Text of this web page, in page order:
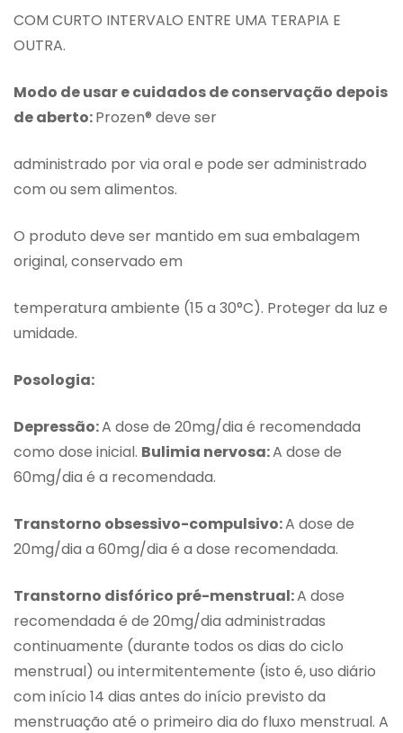
COM CURTO INTERVALO ENTRE UMA TERAPIA E
OUTRA.
Modo de usar e cuidados de conservação depois
de aberto:Prozen® deve ser
administrado por via oral e pode ser administrado
com ou sem alimentos.
O produto deve ser mantido em sua embalagem
original, conservado em
temperatura ambiente (15 a 30°C). Proteger da luz e
umidade.
Posologia:
Depressão:A dose de 20mg/dia é recomendada
como dose inicial. Bulimia nervosa:A dose de
60mg/dia é a recomendada.
Transtorno obsessivo-compulsivo:A dose de
20mg/dia a 60mg/dia é a dose recomendada.
Transtorno disfórico pré-menstrual:A dose
recomendada é de 20mg/dia administradas
continuamente (durante todos os dias do ciclo
menstrual) ou intermitentemente (isto é, uso diário
com início 14 dias antes do início previsto da
menstruação até o primeiro dia do fluxo menstrual. A